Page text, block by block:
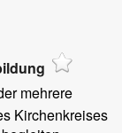
mehrere
Kirchenkreises